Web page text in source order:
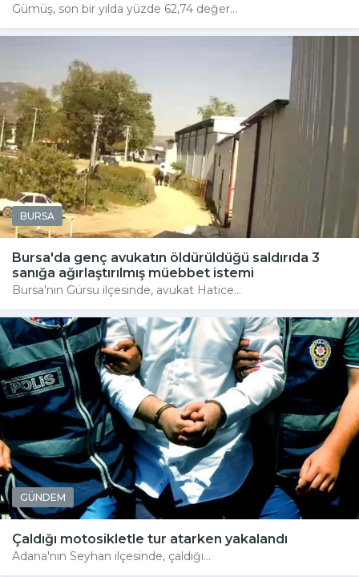
Gümüş, son bir yılda yüzde 62,74 değer...
BURSA
Bursa'da genç avukatın öldürüldüğü saldırıda 3
sanığa ağırlaştırılmış müebbet istemi
Bursa'nın Gürsu ilçesinde, avukat Hatice...
GÜNDEM
Çaldığı motosikletle tur atarken yakalandı
Adana'nın Seyhan ilçesinde, çaldığı...